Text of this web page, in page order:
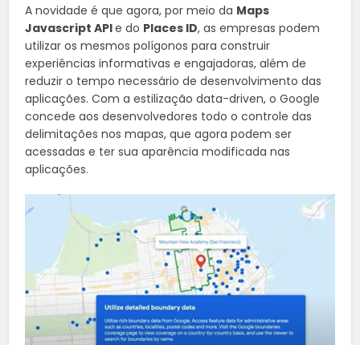
A novidade é que agora, por meio da Maps
Javascript APIe do Places ID, as empresas podem
utilizar os mesmos polígonos para construir
experiências informativas e engajadoras, além de
reduzir o tempo necessário de desenvolvimento das
aplicações. Com a estilização data-driven, o Google
concede aos desenvolvedores todo o controle das
delimitações nos mapas, que agora podem ser
acessadas e ter sua aparência modificada nas
aplicações.